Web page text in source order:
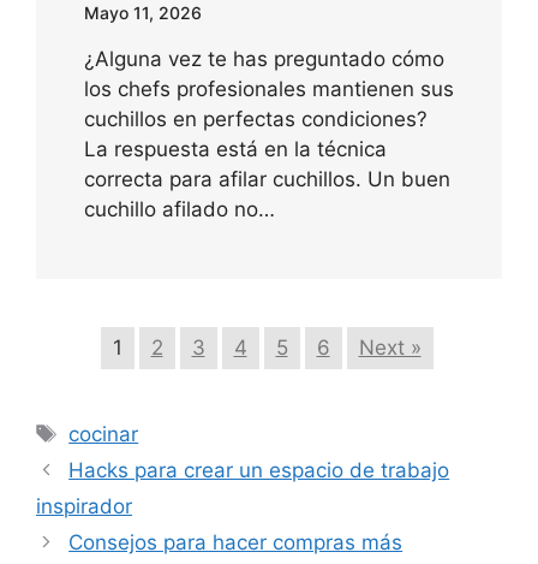
Mayo 11, 2026
¿Alguna vez te has preguntado cómo
los chefs profesionales mantienen sus
cuchillos en perfectas condiciones?
La respuesta está en la técnica
correcta para afilar cuchillos. Un buen
cuchillo afilado no…
1 2 3 4 5 6 Next »
Etiquetas
cocinar
Hacks para crear un espacio de trabajo
inspirador
Consejos para hacer compras más